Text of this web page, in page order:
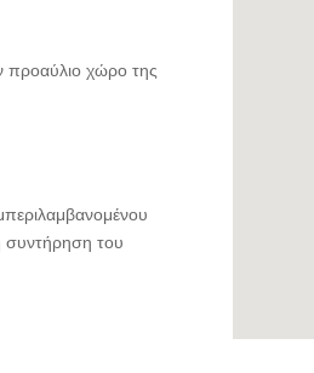
προαύλιο χώρο της
συντήρηση του